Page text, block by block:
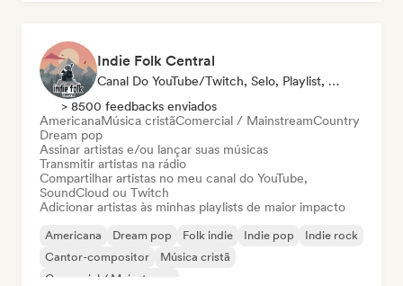
Indie Folk Central
Canal Do YouTube/Twitch, Selo, Playlist, Rádio
> 8500 feedbacks enviados
AmericanaMúsica cristãComercial / MainstreamCountry
Dream pop
Assinar artistas e/ou lançar suas músicas
Transmitir artistas na rádio
Compartilhar artistas no meu canal do YouTube,
SoundCloud ou Twitch
Adicionar artistas às minhas playlists de maior impacto
Americana Dream pop Folk indie Indie pop
Indie rock
Cantor-compositor
Música cristã
Comercial / Mainstream